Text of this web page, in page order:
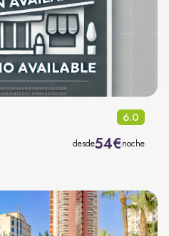
6.0
desde54€noche